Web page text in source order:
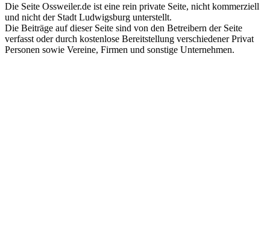
Die Seite Ossweiler.de ist eine rein private Seite, nicht kommerziell
und nicht der Stadt Ludwigsburg unterstellt.
Die Beiträge auf dieser Seite sind von den Betreibern der Seite
verfasst oder durch kostenlose Bereitstellung verschiedener Privat
Personen sowie Vereine, Firmen und sonstige Unternehmen.